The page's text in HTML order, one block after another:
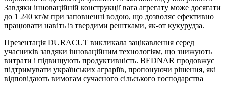
Завдяки інноваційній конструкції вага агрегату може досягати
до 1 240 кг/м при заповненні водою, що дозволяє ефективно
працювати навіть із твердими рештками, як-от кукурудза.
Презентація DURACUT викликала зацікавлення серед
учасників завдяки інноваційним технологіям, що знижують
витрати і підвищують продуктивність. BEDNAR продовжує
підтримувати українських аграріїв, пропонуючи рішення, які
відповідають вимогам сучасного сільського господарства